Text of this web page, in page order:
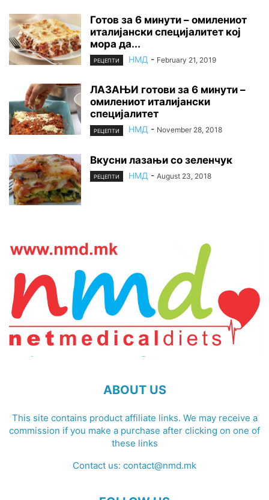
Готов за 6 минути – омилениот
италијански специјалитет кој
мора да...
РЕЦЕПТИ НМД - February 21, 2019
ЛАЗАЊИ готови за 6 минути –
омилениот италијански
специјалитет
РЕЦЕПТИ НМД - November 28, 2018
Вкусни лазањи со зеленчук
РЕЦЕПТИ НМД - August 23, 2018
ABOUT US
This site contains product affiliate links. We may receive a
commission if you make a purchase after clicking on one of
these links
Contact us: contact@nmd.mk